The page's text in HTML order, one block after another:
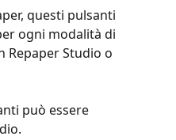
questi pulsanti
ogni modalità di
Repaper Studio o
può essere